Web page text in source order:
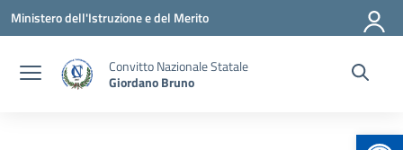
Vai ai contenuti
Vai al menu di navigazione
Vai al footer
Ministero dell'Istruzione e del Merito
Convitto Nazionale Statale
Giordano Bruno